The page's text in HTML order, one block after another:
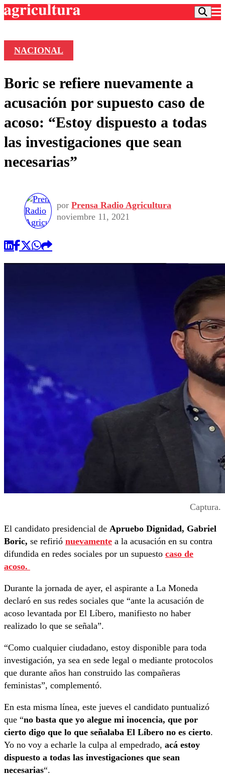
Frecuencias
Deportes
Colo Colo
Motor
Otros Deportes
Seleccion Chilena
Universidad Católica
Universidad de Chile
Entretención
Noticias
Dato Practico
Economía
Política
Sustentabilidad
Vida Social
Publicaciones en medios
NACIONAL
Boric se refiere nuevamente a
acusación por supuesto caso de
acoso: “Estoy dispuesto a todas
las investigaciones que sean
necesarias”
por Prensa Radio Agricultura
noviembre 11, 2021
Captura.
El candidato presidencial de Apruebo Dignidad, Gabriel
Boric, se refirió nuevamente a la acusación en su contra
difundida en redes sociales por un supuesto caso de
acoso.
Durante la jornada de ayer, el aspirante a La Moneda
declaró en sus redes sociales que “ante la acusación de
acoso levantada por El Líbero, manifiesto no haber
realizado lo que se señala”.
“Como cualquier ciudadano, estoy disponible para toda
investigación, ya sea en sede legal o mediante protocolos
que durante años han construido las compañeras
feministas”, complementó.
En esta misma línea, este jueves el candidato puntualizó
que “no basta que yo alegue mi inocencia, que por
cierto digo que lo que señalaba El Líbero no es cierto.
Yo no voy a echarle la culpa al empedrado, acá estoy
dispuesto a todas las investigaciones que sean
necesarias“.